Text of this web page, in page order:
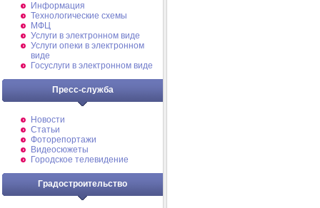
Информация
Технологические схемы
МФЦ
Услуги в электронном виде
Услуги опеки в электронном
виде
Госуслуги в электронном виде
Пресс-служба
Новости
Статьи
Фоторепортажи
Видеосюжеты
Городское телевидение
Градостроительство